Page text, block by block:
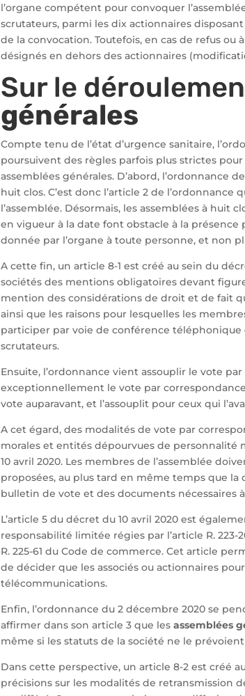
l’organe compétent pour convoquer
scrutateurs, parmi les dix actionnaires
de la convocation. Toutefois, en cas de refus
désignés en dehors des actionnaires
Sur le
générales
Compte tenu de l’état d’urgence sanitaire,
poursuivent des règles parfois plus strictes
assemblées générales. D’abord, l’ordonnance
huit clos. C’est donc l’article 2 de
l’assemblée. Désormais, les assemblées à huit
en vigueur à la date font obstacle à la
donnée par l’organe à toute personne, et non
A cette fin, un article 8-1 est créé au sein du
sociétés des mentions obligatoires devant
mention des considérations de droit et de fait
ainsi que les raisons pour lesquelles les
participer par voie de conférence
scrutateurs.
Ensuite, l’ordonnance vient assouplir le vote
exceptionnellement le vote par
vote auparavant, et l’assouplit pour ceux qui
A cet égard, des modalités de vote par
morales et entités dépourvues de personnalité
10 avril 2020. Les membres de l’assemblée
proposées, au plus tard en même temps que la
bulletin de vote et des documents nécessaires
L’article 5 du décret du 10 avril 2020 est
responsabilité limitée régies par l’article R. 223-
R. 225-61 du Code de commerce. Cet article
de décider que les associés ou actionnaires
télécommunications.
Enfin, l’ordonnance du 2 décembre 2020 se
affirmer dans son article 3 que les assemblées
même si les statuts de la société ne le prévoient
Dans cette perspective, un article 8-2 est créé
précisions sur les modalités de retransmission